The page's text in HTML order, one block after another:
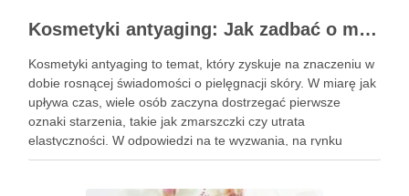
Kosmetyki antyaging: Jak zadbać o młodszy wygląd skóry?
Kosmetyki antyaging to temat, który zyskuje na znaczeniu w
dobie rosnącej świadomości o pielęgnacji skóry. W miarę jak
upływa czas, wiele osób zaczyna dostrzegać pierwsze
oznaki starzenia, takie jak zmarszczki czy utrata
elastyczności. W odpowiedzi na te wyzwania, na rynku
pojawiają się innowacyjne produkty, które obiecują nie tylko